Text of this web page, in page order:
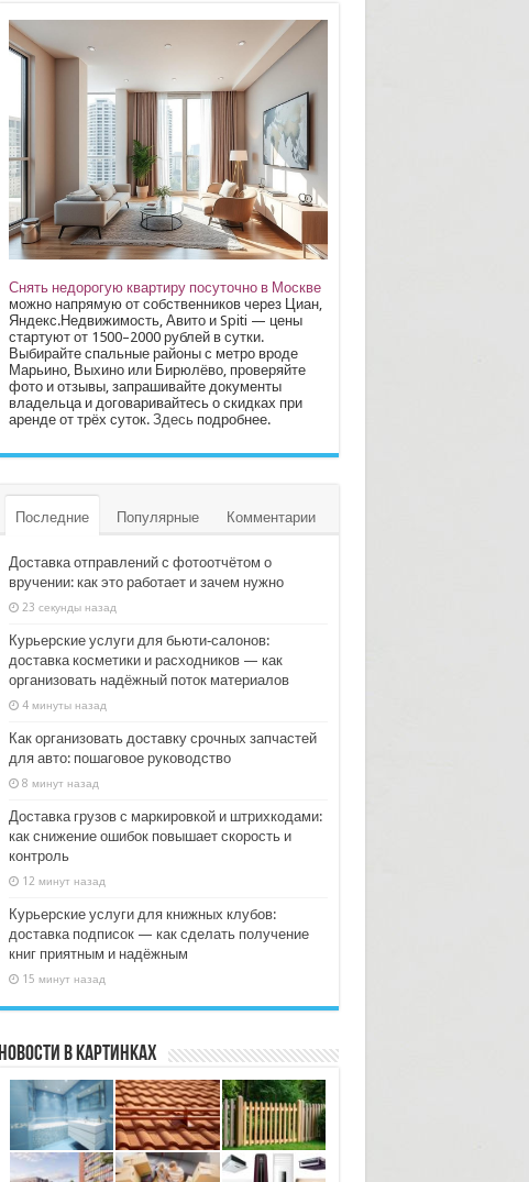
Снять недорогую квартиру посуточно в Москве
можно напрямую от собственников через Циан,
Яндекс.Недвижимость, Авито и Spiti — цены
стартуют от 1500–2000 рублей в сутки.
Выбирайте спальные районы с метро вроде
Марьино, Выхино или Бирюлёво, проверяйте
фото и отзывы, запрашивайте документы
владельца и договаривайтесь о скидках при
аренде от трёх суток. Здесьподробнее.
Последние Популярные Комментарии
Доставка отправлений с фотоотчётом о
вручении: как это работает и зачем нужно
23 секунды назад
Курьерские услуги для бьюти‑салонов:
доставка косметики и расходников — как
организовать надёжный поток материалов
4 минуты назад
Как организовать доставку срочных запчастей
для авто: пошаговое руководство
8 минут назад
Доставка грузов с маркировкой и штрихкодами:
как снижение ошибок повышает скорость и
контроль
12 минут назад
Курьерские услуги для книжных клубов:
доставка подписок — как сделать получение
книг приятным и надёжным
15 минут назад
Новости в картинках